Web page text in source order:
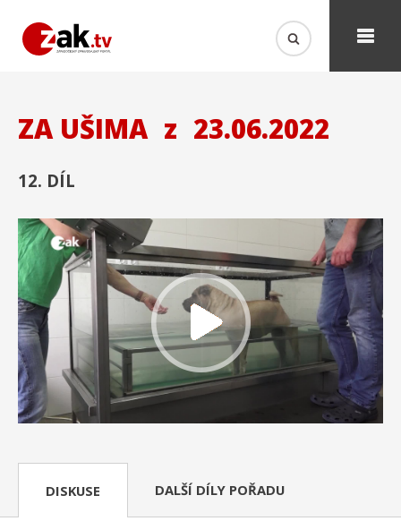
ZA UŠIMA z 23.06.2022
12. DÍL
DISKUSE DALŠÍ DÍLY POŘADU